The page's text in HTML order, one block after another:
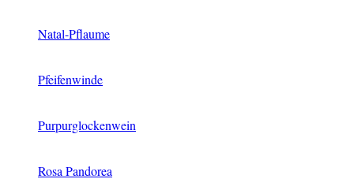
Natal-Pflaume
Pfeifenwinde
Purpurglockenwein
Rosa Pandorea